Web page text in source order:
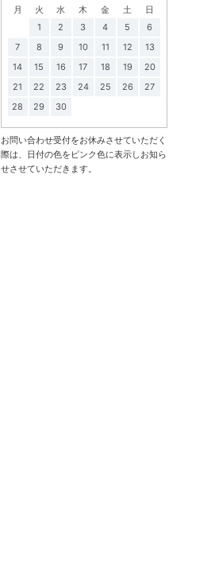
月 火 水 木 金 土
日
1
2 3 4 5
6
7
8 9 10 11 12
13
14
15 16 17 18 19
20
21
22 23 24 25 26
27
28
29 30
お問い合わせ受付をお休みさせていただく
際は、日付の色をピンク色に表示しお知ら
せさせていただきます。